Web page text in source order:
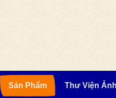
Sản Phẩm Thư Viện Ảnh